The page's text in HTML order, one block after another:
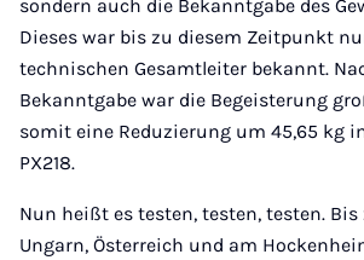
sondern auch die Bekanntgabe des
Dieses war bis zu diesem Zeitpunkt
technischen Gesamtleiter bekannt.
Bekanntgabe war die Begeisterung
somit eine Reduzierung um 45,65 kg
PX218.
Nun heißt es testen, testen, testen.
Ungarn, Österreich und am